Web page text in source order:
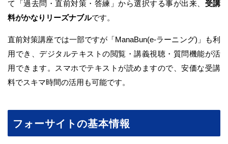
て「過去問・直前対策・答練」から選択する事が出来、 受講
料がかなりリーズナブルです。
直前対策講座では一部ですが「ManaBun(e-ラーニング)」も利
用でき、デジタルテキストの閲覧・講義視聴・質問機能が活
用できます。スマホでテキストが読めますので、安価な受講
料でスキマ時間の活用も可能です。
フォーサイトの基本情報